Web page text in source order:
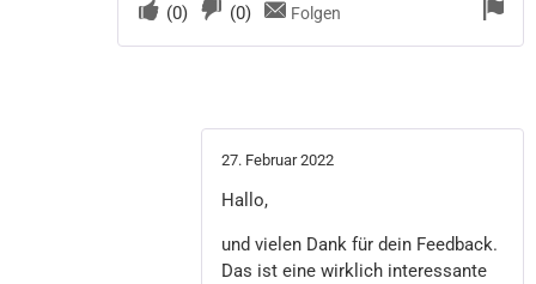
(0) (0) Folgen
27. Februar 2022
Hallo,
und vielen Dank für dein Feedback.
Das ist eine wirklich interessante